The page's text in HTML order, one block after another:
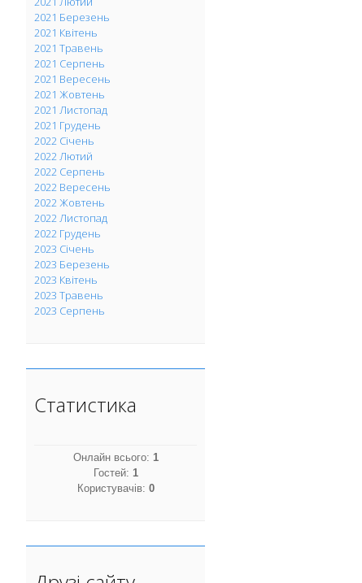
2021 Березень
2021 Квітень
2021 Травень
2021 Серпень
2021 Вересень
2021 Жовтень
2021 Листопад
2021 Грудень
2022 Січень
2022 Лютий
2022 Серпень
2022 Вересень
2022 Жовтень
2022 Листопад
2022 Грудень
2023 Січень
2023 Березень
2023 Квітень
2023 Травень
2023 Серпень
Статистика
Онлайн всього: 1
Гостей: 1
Користувачів: 0